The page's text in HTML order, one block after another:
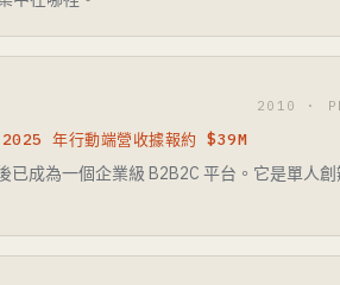
2010 · PE
年行動端營收據報約 $39M
已成為一個企業級 B2B2C 平台。它是單人